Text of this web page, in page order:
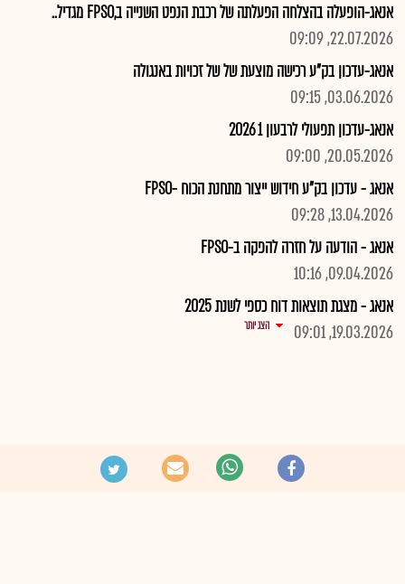
אנאג-הופעלה בהצלחה הפעלתה של רכבת הנפט השנייה ב,FPSO מגדיל..
22.07.2026, 09:09
אנאג-עדכון בק"ע רכישה מוצעת של של זכויות באנגולה
03.06.2026, 09:15
אנאג-עדכון תפעולי לרבעון 1 2026
20.05.2026, 09:00
אנאג - עדכון בק"ע חידוש ייצור מתחנת הכוח -FPSO
13.04.2026, 09:28
אנאג - הודעה על חזרה להפקה ב-FPSO
09.04.2026, 10:16
אנאג - מצגת תוצאות דוח כספי לשנת 2025
19.03.2026, 09:01
הצג יותר